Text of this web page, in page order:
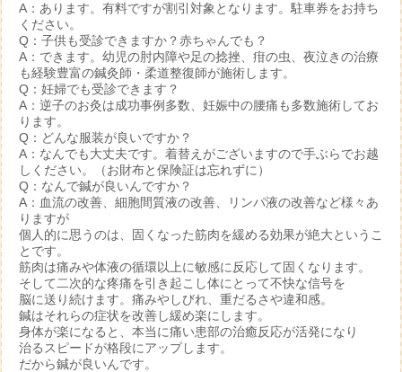
A：あります。有料ですが割引対象となります。駐車券をお持ち
ください。
Q：子供も受診できますか？赤ちゃんでも？
A：できます。幼児の肘内障や足の捻挫、疳の虫、夜泣きの治療
も経験豊富の鍼灸師・柔道整復師が施術します。
Q：妊婦でも受診できます？
A：逆子のお灸は成功事例多数、妊娠中の腰痛も多数施術してお
ります。
Q：どんな服装が良いですか？
A：なんでも大丈夫です。着替えがございますので手ぶらでお越
しください。（お財布と保険証は忘れずに）
Q：なんで鍼が良いんですか？
A：血流の改善、細胞間質液の改善、リンパ液の改善など様々あ
りますが
個人的に思うのは、固くなった筋肉を緩める効果が絶大というこ
とです。
筋肉は痛みや体液の循環以上に敏感に反応して固くなります。
そして二次的な疼痛を引き起こし体にとって不快な信号を
脳に送り続けます。痛みやしびれ、重だるさや違和感。
鍼はそれらの症状を改善し緩め楽にします。
身体が楽になると、本当に痛い患部の治癒反応が活発になり
治るスピードが格段にアップします。
だから鍼が良いんです。